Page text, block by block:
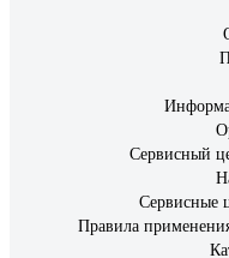
Сервисный
Сервисные
Правила